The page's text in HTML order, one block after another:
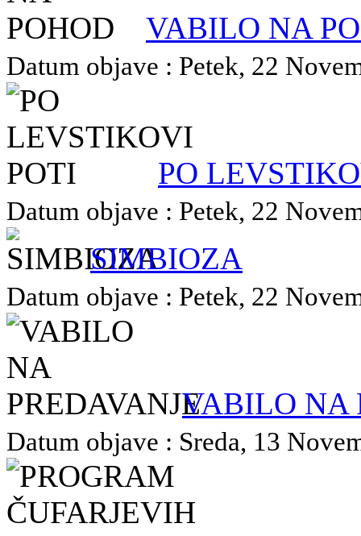
VABILO NA
Datum objave : Petek, 22
PO
Datum objave : Petek, 22
SIMBIOZA
Datum objave : Petek, 22
VABILO NA
Datum objave : Sreda, 13